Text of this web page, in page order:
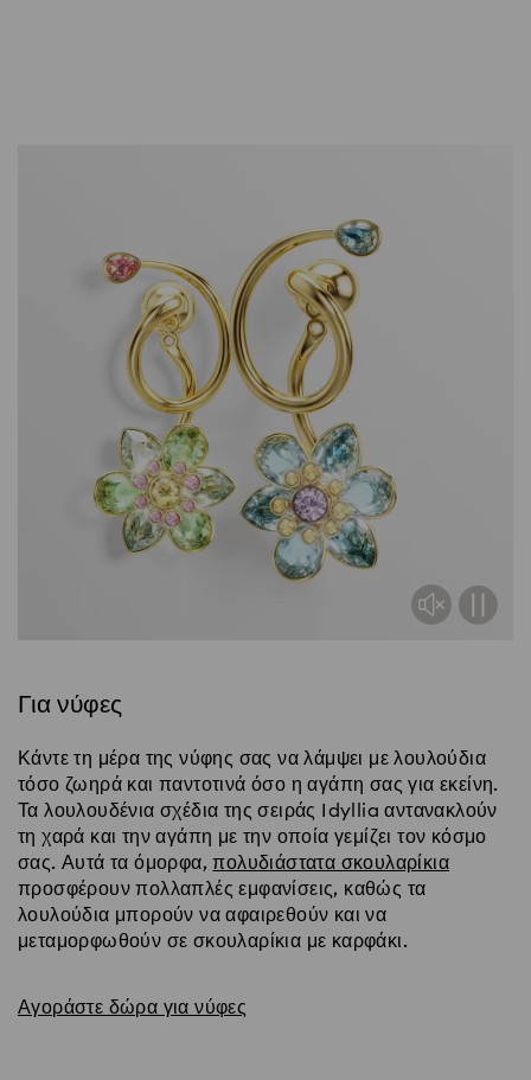
Για νύφες
Κάντε τη μέρα της νύφης σας να λάμψει με λουλούδια
τόσο ζωηρά και παντοτινά όσο η αγάπη σας για εκείνη.
Τα λουλουδένια σχέδια της σειράς Idyllia αντανακλούν
τη χαρά και την αγάπη με την οποία γεμίζει τον κόσμο
σας. Αυτά τα όμορφα,πολυδιάστατα σκουλαρίκια
προσφέρουν πολλαπλές εμφανίσεις, καθώς τα
λουλούδια μπορούν να αφαιρεθούν και να
μεταμορφωθούν σε σκουλαρίκια με καρφάκι.
Αγοράστε δώρα για νύφες